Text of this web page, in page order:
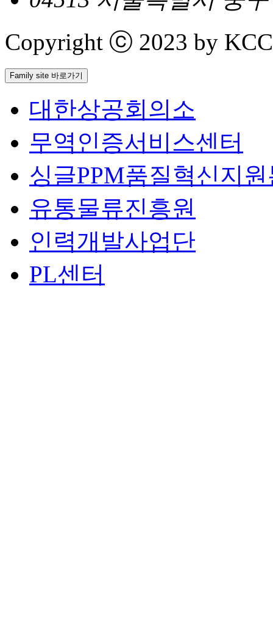
Copyright ⓒ 2023 by
Family site 바로가기
대한상공회의소
무역인증서비스센터
싱글PPM품질혁신지
유통물류진흥원
인력개발사업단
PL센터